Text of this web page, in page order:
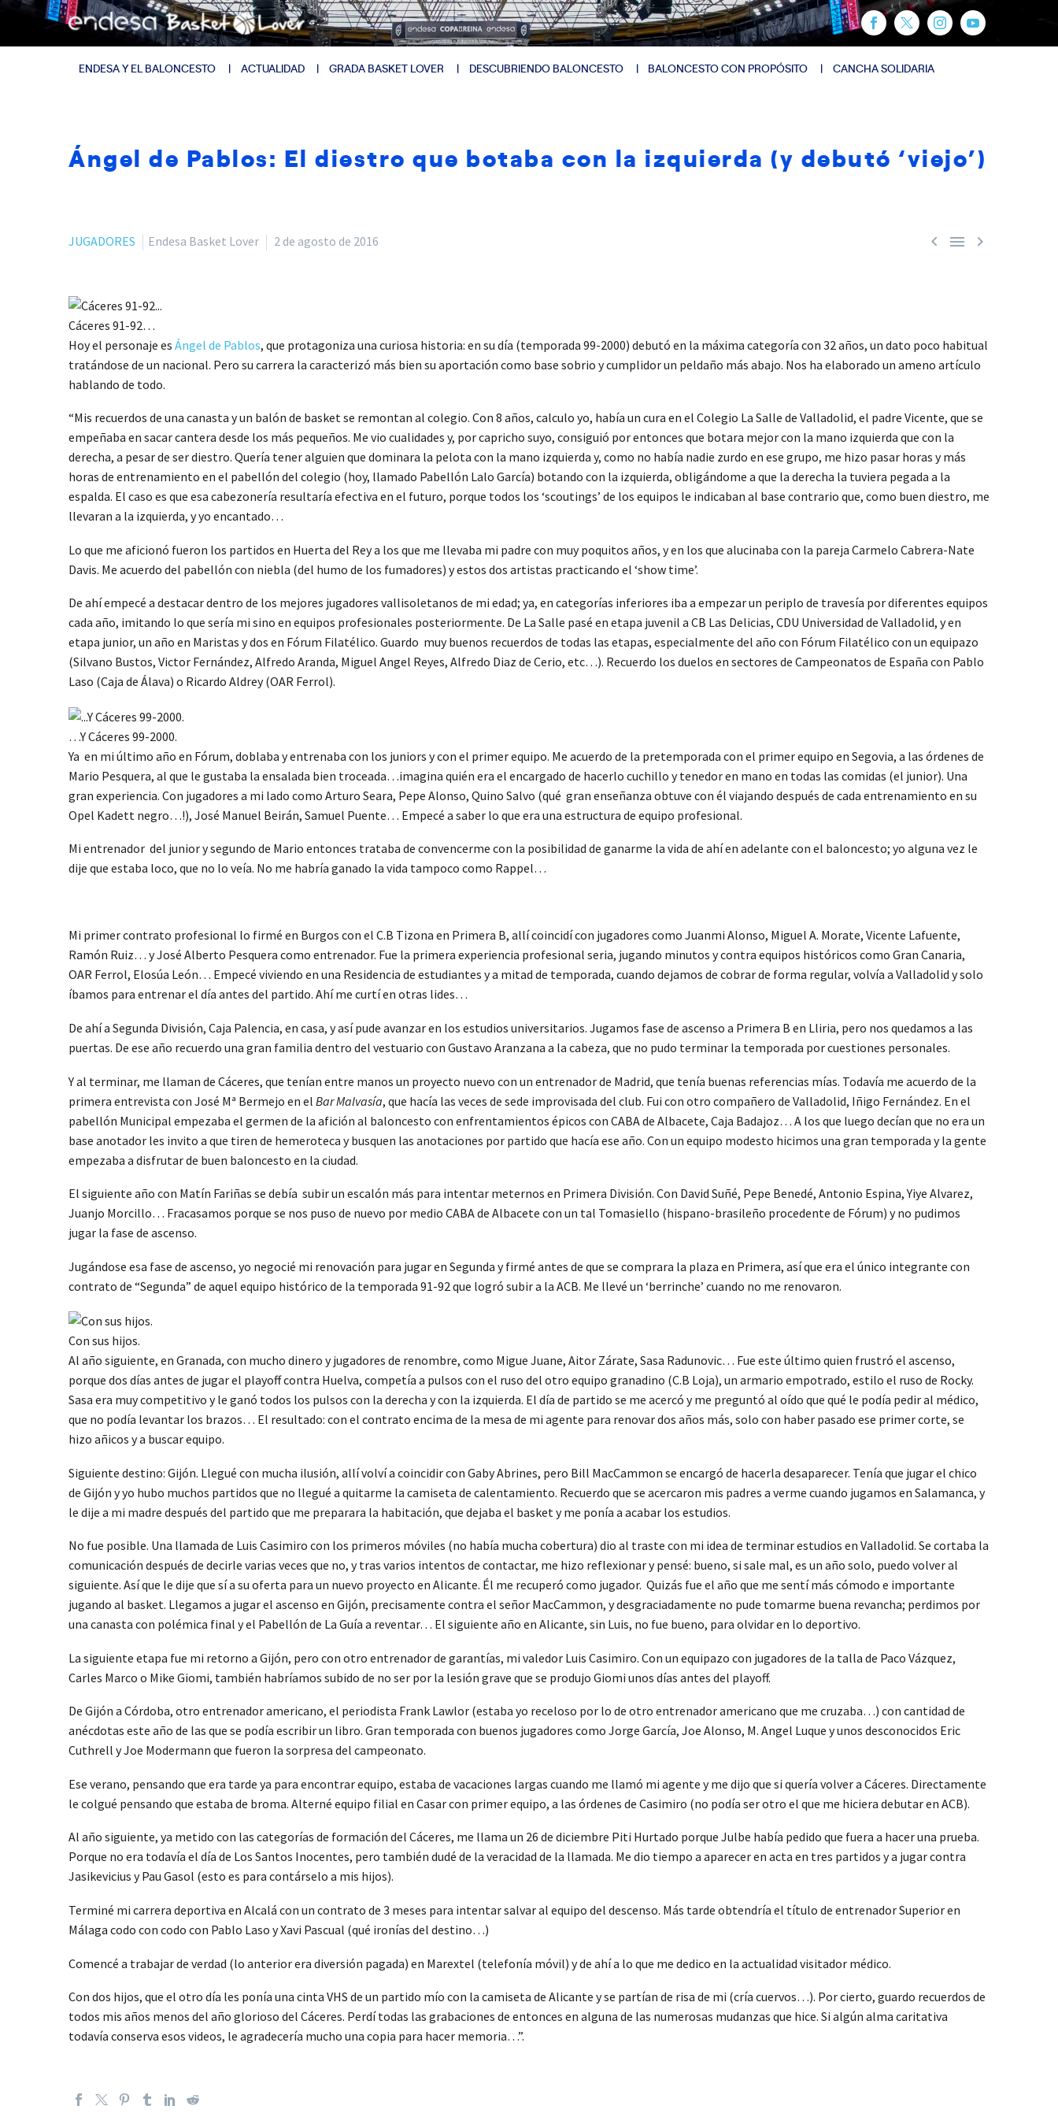
ENDESA Y EL BALONCESTO ACTUALIDAD GRADA BASKET LOVER DESCUBRIENDO BALONCESTO BALONCESTO CON PROPÓSITO CANCHA SOLIDARIA
Ángel de Pablos: El diestro que botaba con la izquierda (y debutó ‘viejo’)
  
JUGADORES Endesa Basket Lover 2 de agosto de 2016
Cáceres 91-92…
Hoy el personaje es Ángel de Pablos, que protagoniza una curiosa historia: en su día (temporada 99-2000) debutó en la máxima categoría con 32 años, un dato poco habitual
tratándose de un nacional. Pero su carrera la caracterizó más bien su aportación como base sobrio y cumplidor un peldaño más abajo. Nos ha elaborado un ameno artículo
hablando de todo.
“Mis recuerdos de una canasta y un balón de basket se remontan al colegio. Con 8 años, calculo yo, había un cura en el Colegio La Salle de Valladolid, el padre Vicente, que se
empeñaba en sacar cantera desde los más pequeños. Me vio cualidades y, por capricho suyo, consiguió por entonces que botara mejor con la mano izquierda que con la
derecha, a pesar de ser diestro. Quería tener alguien que dominara la pelota con la mano izquierda y, como no había nadie zurdo en ese grupo, me hizo pasar horas y más
horas de entrenamiento en el pabellón del colegio (hoy, llamado Pabellón Lalo García) botando con la izquierda, obligándome a que la derecha la tuviera pegada a la
espalda. El caso es que esa cabezonería resultaría efectiva en el futuro, porque todos los ‘scoutings’ de los equipos le indicaban al base contrario que, como buen diestro, me
llevaran a la izquierda, y yo encantado…
Lo que me aficionó fueron los partidos en Huerta del Rey a los que me llevaba mi padre con muy poquitos años, y en los que alucinaba con la pareja Carmelo Cabrera-Nate
Davis. Me acuerdo del pabellón con niebla (del humo de los fumadores) y estos dos artistas practicando el ‘show time’.
De ahí empecé a destacar dentro de los mejores jugadores vallisoletanos de mi edad; ya, en categorías inferiores iba a empezar un periplo de travesía por diferentes equipos
cada año, imitando lo que sería mi sino en equipos profesionales posteriormente. De La Salle pasé en etapa juvenil a CB Las Delicias, CDU Universidad de Valladolid, y en
etapa junior, un año en Maristas y dos en Fórum Filatélico. Guardo muy buenos recuerdos de todas las etapas, especialmente del año con Fórum Filatélico con un equipazo
(Silvano Bustos, Victor Fernández, Alfredo Aranda, Miguel Angel Reyes, Alfredo Diaz de Cerio, etc…). Recuerdo los duelos en sectores de Campeonatos de España con Pablo
Laso (Caja de Álava) o Ricardo Aldrey (OAR Ferrol).
…Y Cáceres 99-2000.
Ya en mi último año en Fórum, doblaba y entrenaba con los juniors y con el primer equipo. Me acuerdo de la pretemporada con el primer equipo en Segovia, a las órdenes de
Mario Pesquera, al que le gustaba la ensalada bien troceada…imagina quién era el encargado de hacerlo cuchillo y tenedor en mano en todas las comidas (el junior). Una
gran experiencia. Con jugadores a mi lado como Arturo Seara, Pepe Alonso, Quino Salvo (qué gran enseñanza obtuve con él viajando después de cada entrenamiento en su
Opel Kadett negro…!), José Manuel Beirán, Samuel Puente… Empecé a saber lo que era una estructura de equipo profesional.
Mi entrenador del junior y segundo de Mario entonces trataba de convencerme con la posibilidad de ganarme la vida de ahí en adelante con el baloncesto; yo alguna vez le
dije que estaba loco, que no lo veía. No me habría ganado la vida tampoco como Rappel…
Mi primer contrato profesional lo firmé en Burgos con el C.B Tizona en Primera B, allí coincidí con jugadores como Juanmi Alonso, Miguel A. Morate, Vicente Lafuente,
Ramón Ruiz… y José Alberto Pesquera como entrenador. Fue la primera experiencia profesional seria, jugando minutos y contra equipos históricos como Gran Canaria,
OAR Ferrol, Elosúa León… Empecé viviendo en una Residencia de estudiantes y a mitad de temporada, cuando dejamos de cobrar de forma regular, volvía a Valladolid y solo
íbamos para entrenar el día antes del partido. Ahí me curtí en otras lides…
De ahí a Segunda División, Caja Palencia, en casa, y así pude avanzar en los estudios universitarios. Jugamos fase de ascenso a Primera B en Lliria, pero nos quedamos a las
puertas. De ese año recuerdo una gran familia dentro del vestuario con Gustavo Aranzana a la cabeza, que no pudo terminar la temporada por cuestiones personales.
Y al terminar, me llaman de Cáceres, que tenían entre manos un proyecto nuevo con un entrenador de Madrid, que tenía buenas referencias mías. Todavía me acuerdo de la
primera entrevista con José Mª Bermejo en el Bar Malvasía, que hacía las veces de sede improvisada del club. Fui con otro compañero de Valladolid, Iñigo Fernández. En el
pabellón Municipal empezaba el germen de la afición al baloncesto con enfrentamientos épicos con CABA de Albacete, Caja Badajoz… A los que luego decían que no era un
base anotador les invito a que tiren de hemeroteca y busquen las anotaciones por partido que hacía ese año. Con un equipo modesto hicimos una gran temporada y la gente
empezaba a disfrutar de buen baloncesto en la ciudad.
El siguiente año con Matín Fariñas se debía subir un escalón más para intentar meternos en Primera División. Con David Suñé, Pepe Benedé, Antonio Espina, Yiye Alvarez,
Juanjo Morcillo… Fracasamos porque se nos puso de nuevo por medio CABA de Albacete con un tal Tomasiello (hispano-brasileño procedente de Fórum) y no pudimos
jugar la fase de ascenso.
Jugándose esa fase de ascenso, yo negocié mi renovación para jugar en Segunda y firmé antes de que se comprara la plaza en Primera, así que era el único integrante con
contrato de “Segunda” de aquel equipo histórico de la temporada 91-92 que logró subir a la ACB. Me llevé un ‘berrinche’ cuando no me renovaron.
Con sus hijos.
Al año siguiente, en Granada, con mucho dinero y jugadores de renombre, como Migue Juane, Aitor Zárate, Sasa Radunovic… Fue este último quien frustró el ascenso,
porque dos días antes de jugar el playoff contra Huelva, competía a pulsos con el ruso del otro equipo granadino (C.B Loja), un armario empotrado, estilo el ruso de Rocky.
Sasa era muy competitivo y le ganó todos los pulsos con la derecha y con la izquierda. El día de partido se me acercó y me preguntó al oído que qué le podía pedir al médico,
que no podía levantar los brazos… El resultado: con el contrato encima de la mesa de mi agente para renovar dos años más, solo con haber pasado ese primer corte, se
hizo añicos y a buscar equipo.
Siguiente destino: Gijón. Llegué con mucha ilusión, allí volví a coincidir con Gaby Abrines, pero Bill MacCammon se encargó de hacerla desaparecer. Tenía que jugar el chico
de Gijón y yo hubo muchos partidos que no llegué a quitarme la camiseta de calentamiento. Recuerdo que se acercaron mis padres a verme cuando jugamos en Salamanca, y
le dije a mi madre después del partido que me preparara la habitación, que dejaba el basket y me ponía a acabar los estudios.
No fue posible. Una llamada de Luis Casimiro con los primeros móviles (no había mucha cobertura) dio al traste con mi idea de terminar estudios en Valladolid. Se cortaba la
comunicación después de decirle varias veces que no, y tras varios intentos de contactar, me hizo reflexionar y pensé: bueno, si sale mal, es un año solo, puedo volver al
siguiente. Así que le dije que sí a su oferta para un nuevo proyecto en Alicante. Él me recuperó como jugador. Quizás fue el año que me sentí más cómodo e importante
jugando al basket. Llegamos a jugar el ascenso en Gijón, precisamente contra el señor MacCammon, y desgraciadamente no pude tomarme buena revancha; perdimos por
una canasta con polémica final y el Pabellón de La Guía a reventar… El siguiente año en Alicante, sin Luis, no fue bueno, para olvidar en lo deportivo.
La siguiente etapa fue mi retorno a Gijón, pero con otro entrenador de garantías, mi valedor Luis Casimiro. Con un equipazo con jugadores de la talla de Paco Vázquez,
Carles Marco o Mike Giomi, también habríamos subido de no ser por la lesión grave que se produjo Giomi unos días antes del playoff.
De Gijón a Córdoba, otro entrenador americano, el periodista Frank Lawlor (estaba yo receloso por lo de otro entrenador americano que me cruzaba…) con cantidad de
anécdotas este año de las que se podía escribir un libro. Gran temporada con buenos jugadores como Jorge García, Joe Alonso, M. Angel Luque y unos desconocidos Eric
Cuthrell y Joe Modermann que fueron la sorpresa del campeonato.
Ese verano, pensando que era tarde ya para encontrar equipo, estaba de vacaciones largas cuando me llamó mi agente y me dijo que si quería volver a Cáceres. Directamente
le colgué pensando que estaba de broma. Alterné equipo filial en Casar con primer equipo, a las órdenes de Casimiro (no podía ser otro el que me hiciera debutar en ACB).
Al año siguiente, ya metido con las categorías de formación del Cáceres, me llama un 26 de diciembre Piti Hurtado porque Julbe había pedido que fuera a hacer una prueba.
Porque no era todavía el día de Los Santos Inocentes, pero también dudé de la veracidad de la llamada. Me dio tiempo a aparecer en acta en tres partidos y a jugar contra
Jasikevicius y Pau Gasol (esto es para contárselo a mis hijos).
Terminé mi carrera deportiva en Alcalá con un contrato de 3 meses para intentar salvar al equipo del descenso. Más tarde obtendría el título de entrenador Superior en
Málaga codo con codo con Pablo Laso y Xavi Pascual (qué ironías del destino…)
Comencé a trabajar de verdad (lo anterior era diversión pagada) en Marextel (telefonía móvil) y de ahí a lo que me dedico en la actualidad visitador médico.
Con dos hijos, que el otro día les ponía una cinta VHS de un partido mío con la camiseta de Alicante y se partían de risa de mi (cría cuervos…). Por cierto, guardo recuerdos de
todos mis años menos del año glorioso del Cáceres. Perdí todas las grabaciones de entonces en alguna de las numerosas mudanzas que hice. Si algún alma caritativa
todavía conserva esos videos, le agradecería mucho una copia para hacer memoria…”.